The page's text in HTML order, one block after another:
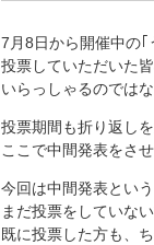
7月8日から開催中の｢
投票していただいた
いらっしゃるのでは
投票期間も折り返し
ここで中間発表をさ
今回は中間発表とい
まだ投票をしていな
既に投票した方も、